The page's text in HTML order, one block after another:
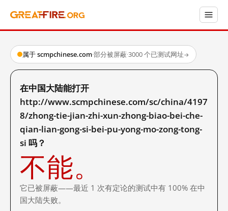
属于 scmpchinese.com·部分被屏蔽·3000 个已测试网址→
在中国大陆能打开
http://www.scmpchinese.com/sc/china/4197
8/zhong-tie-jian-zhi-xun-zhong-biao-bei-che-
qian-lian-gong-si-bei-pu-yong-mo-zong-tong-
si 吗？
不能。
它已被屏蔽——最近 1 次有定论的测试中有 100% 在中
国大陆失败。